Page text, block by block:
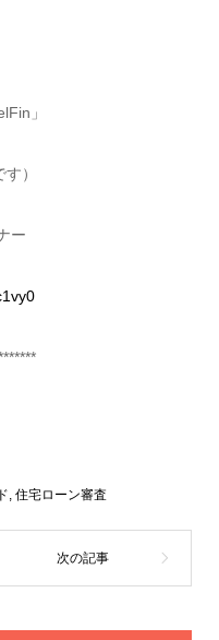
」
）
ー
, 住宅ローン審査